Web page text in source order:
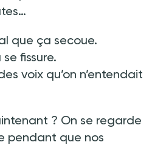
que ça secoue.
fissure.
voix qu’on n’entendait
? On se regarde
pendant que nos